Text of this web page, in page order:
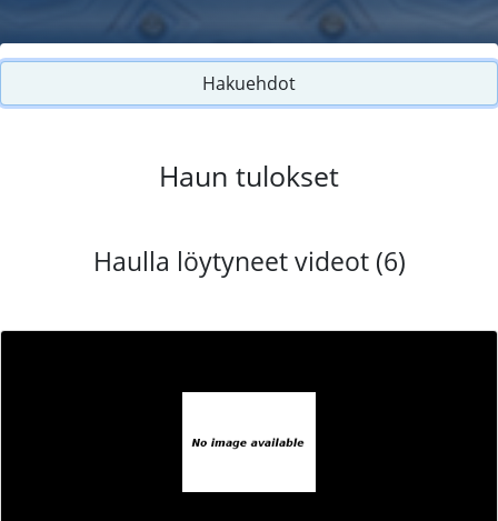
Hakuehdot
Haun tulokset
Haulla löytyneet videot (6)